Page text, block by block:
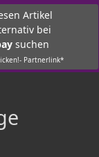
Artikel
bei
suchen
Partnerlink*